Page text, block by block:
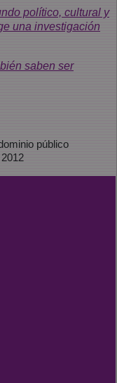
político, cultural y
una investigación
saben ser
público